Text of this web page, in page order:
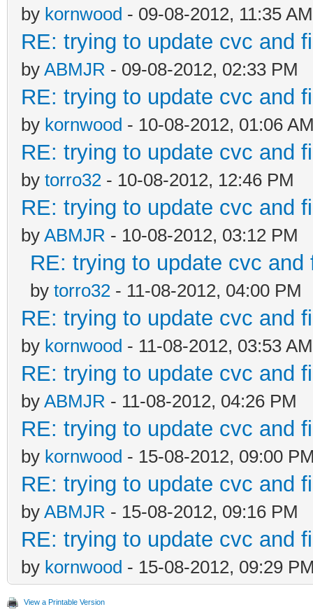
by kornwood - 09-08-2012, 11:35 AM
RE: trying to update cvc and
by ABMJR - 09-08-2012, 02:33 PM
RE: trying to update cvc and
by kornwood - 10-08-2012, 01:06
RE: trying to update cvc and
by torro32 - 10-08-2012, 12:46 PM
RE: trying to update cvc and
by ABMJR - 10-08-2012, 03:12 PM
RE: trying to update cvc
by torro32 - 11-08-2012, 04:00 PM
RE: trying to update cvc and
by kornwood - 11-08-2012, 03:53 AM
RE: trying to update cvc and
by ABMJR - 11-08-2012, 04:26 PM
RE: trying to update cvc and
by kornwood - 15-08-2012, 09:00
RE: trying to update cvc and
by ABMJR - 15-08-2012, 09:16 PM
RE: trying to update cvc and
by kornwood - 15-08-2012, 09:29
View a Printable Version